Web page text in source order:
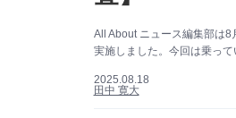
All About ニュース編集部は
実施しました。今回は乗っ
2025.08.18
田中 寛大